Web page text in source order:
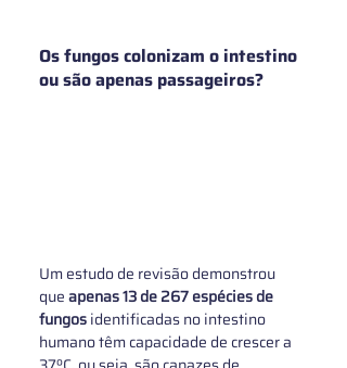
Os fungos colonizam o intestino
ou são apenas passageiros?
Um estudo de revisão demonstrou
que apenas 13 de 267 espécies de
fungos identificadas no intestino
humano têm capacidade de crescer a